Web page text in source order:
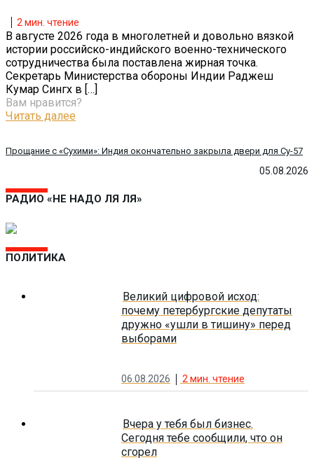
05.08.2026
Прощание с «Сухими»: Индия окончательно закрыла двери для Су-57
2мин. чтение
В августе 2026 года в многолетней и довольно вязкой
истории российско-индийского военно-технического
сотрудничества была поставлена жирная точка.
Секретарь Министерства обороны Индии Раджеш
Кумар Сингх в […]
Вам нравится?
Читать далее
РАДИО «НЕ НАДО ЛЯ ЛЯ»
ПОЛИТИКА
Великий цифровой исход:
почему петербургские депутаты
дружно «ушли в тишину» перед
выборами
06.08.2026 2 мин. чтение
Вчера у тебя был бизнес.
Сегодня тебе сообщили, что он
сгорел